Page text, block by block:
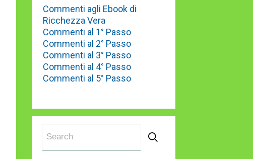
Commenti agli Ebook di
Ricchezza Vera
Commenti al 1° Passo
Commenti al 2° Passo
Commenti al 3° Passo
Commenti al 4° Passo
Commenti al 5° Passo